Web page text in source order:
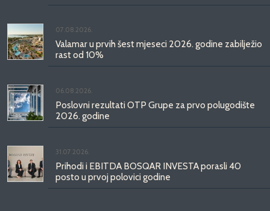
07.08.2026.
Valamar u prvih šest mjeseci 2026. godine zabilježio
rast od 10%
06.08.2026.
Poslovni rezultati OTP Grupe za prvo polugodište
2026. godine
31.07.2026.
Prihodi i EBITDA BOSQAR INVESTA porasli 40
posto u prvoj polovici godine